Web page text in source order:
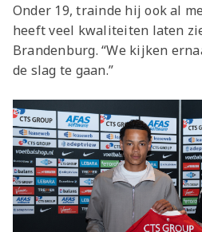
Onder 19, trainde hij ook al
heeft veel kwaliteiten laten
Brandenburg. “We kijken
de slag te gaan.”